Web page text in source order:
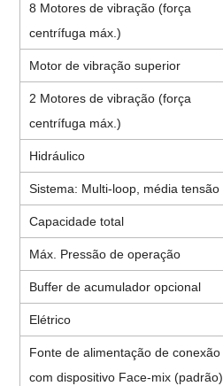
8 Motores de vibração (força
centrífuga máx.)
Motor de vibração superior
2 Motores de vibração (força
centrífuga máx.)
Hidráulico
Sistema: Multi-loop, média tensão
Capacidade total
Máx. Pressão de operação
Buffer de acumulador opcional
Elétrico
Fonte de alimentação de conexão
com dispositivo Face-mix (padrão)